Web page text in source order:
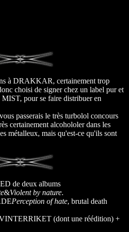
à DRAKKAR, certainement trop
choisi de signer chez un label pur et
pour se faire distribuer en
passerais le très turbolol concours
certainement alcohololer dans les
métalleux, mais qu'est-ce qu'ils sont
de deux albums
&Violent by nature.
Perception of hate, brutal death
VINTERRIKET (dont une réédition) +